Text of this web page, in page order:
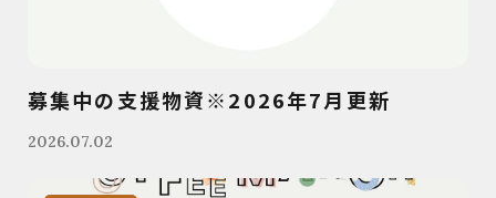
募集中の支援物資※2026年7月更新
2026.07.02